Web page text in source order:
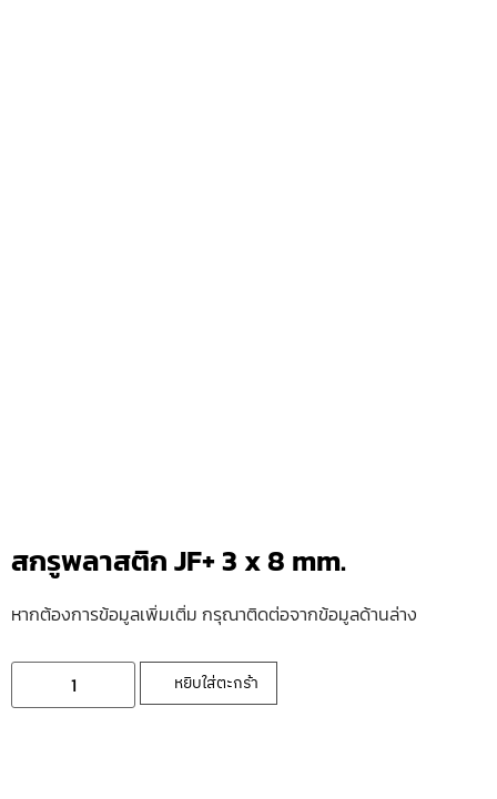
สกรูพลาสติก JF+ 3 x 8 mm.
หากต้องการข้อมูลเพิ่มเติ่ม กรุณาติดต่อจากข้อมูลด้านล่าง
หยิบใส่ตะกร้า